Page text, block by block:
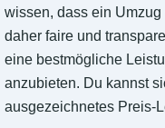
wissen, dass ein
daher faire und
eine bestmögliche
anzubieten. Du kannst
ausgezeichnetes Preis-